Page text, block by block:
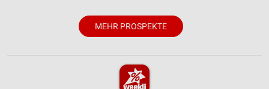
MEHR PROSPEKTE
Verwendung von Profilen zur Auswahl
personalisierter Werbung